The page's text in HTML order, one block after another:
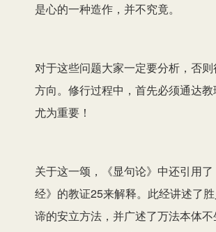
是心的一种造作，并不究竟。
对于这些问题大家一定要分析，否
方向。修行过程中，首先必须通达
尤为重要！
关于这一颂，《显句论》中还引用
经》的教证25来解释。此经讲述了
谛的安立方法，并广述了万法本体